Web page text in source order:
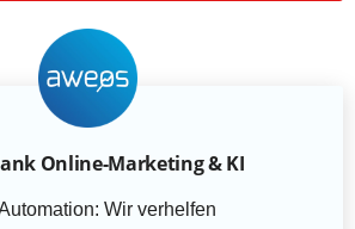
Online-Marketing & KI
Wir verhelfen